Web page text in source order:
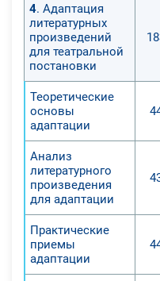
4. Адаптация
литературных
произведений
для театральной
постановки
Теоретические
основы
адаптации
Анализ
литературного
произведения
для адаптации
Практические
приемы
адаптации